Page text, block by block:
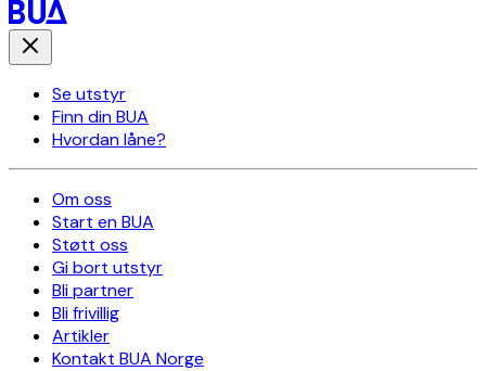
Se utstyr
Finn din BUA
Hvordan låne?
Om oss
Start en BUA
Støtt oss
Gi bort utstyr
Bli partner
Bli frivillig
Artikler
Kontakt BUA Norge